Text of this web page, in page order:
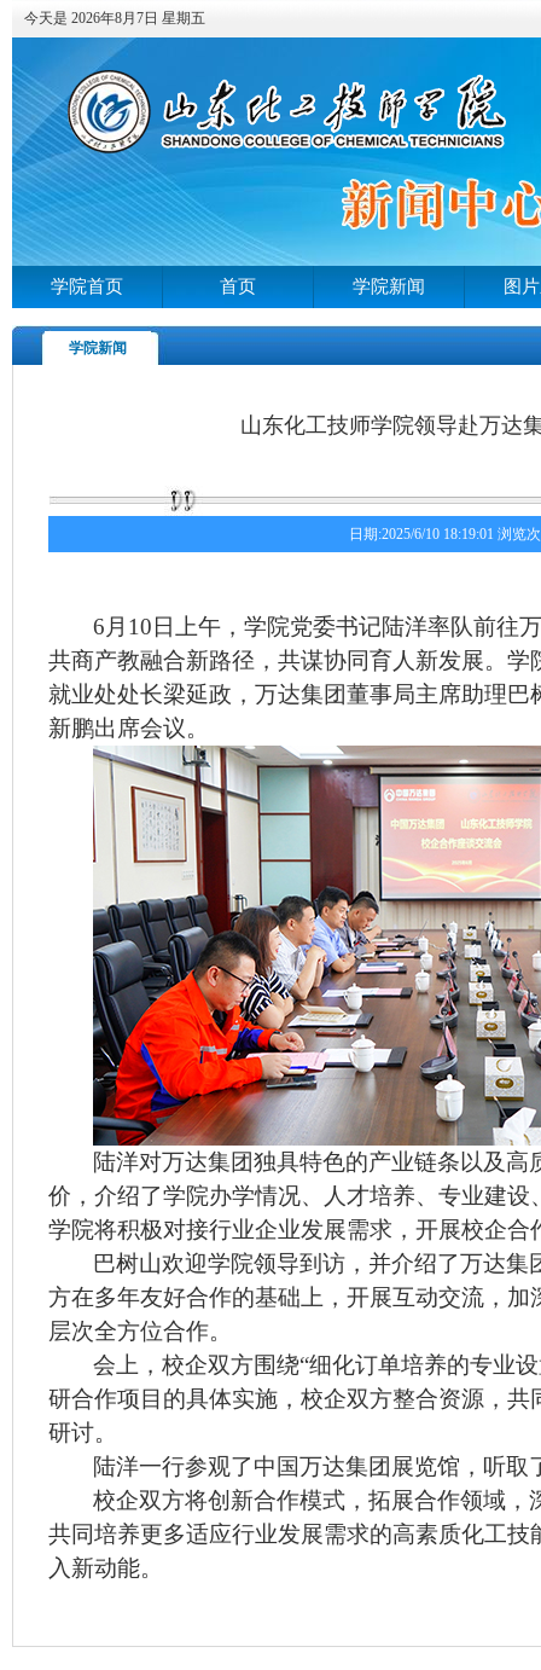
今天是 2026年8月7日 星期五
学院首页 首页 学院新闻 图
学院新闻
山东化工技师学院领导赴万达
日期:2025/6/10 18:19:01 浏览
6 月 10 日上午，学院党委书记陆洋率队前往
共商产教融合新路径，共谋协同育人新发展。
就业处处长梁延政，万达集团董事局主席助理
新鹏出席会议。
陆洋对万达集团独具特色的产业链条以及
价，介绍了学院办学情况、人才培养、专业建
学院将积极对接行业企业发展需求，开展校企合
巴树山欢迎学院领导到访，并介绍了万达
方在多年友好合作的基础上，开展互动交流，
层次全方位合作。
会上，校企双方围绕“细化订单培养的专业
研合作项目的具体实施，校企双方整合资源，
研讨。
陆洋一行参观了中国万达集团展览馆，听取
校企双方将创新合作模式，拓展合作领域
共同培养更多适应行业发展需求的高素质化工
入新动能。